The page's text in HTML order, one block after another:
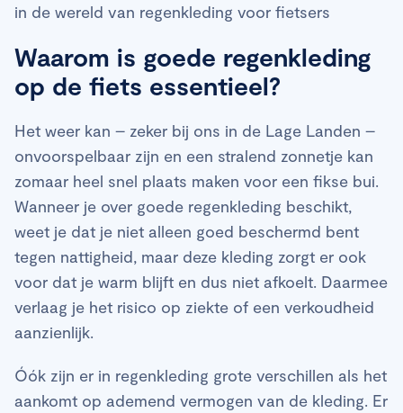
in de wereld van regenkleding voor fietsers
Waarom is goede regenkleding
op de fiets essentieel?
Het weer kan – zeker bij ons in de Lage Landen –
onvoorspelbaar zijn en een stralend zonnetje kan
zomaar heel snel plaats maken voor een fikse bui.
Wanneer je over goede regenkleding beschikt,
weet je dat je niet alleen goed beschermd bent
tegen nattigheid, maar deze kleding zorgt er ook
voor dat je warm blijft en dus niet afkoelt. Daarmee
verlaag je het risico op ziekte of een verkoudheid
aanzienlijk.
Óók zijn er in regenkleding grote verschillen als het
aankomt op ademend vermogen van de kleding. Er